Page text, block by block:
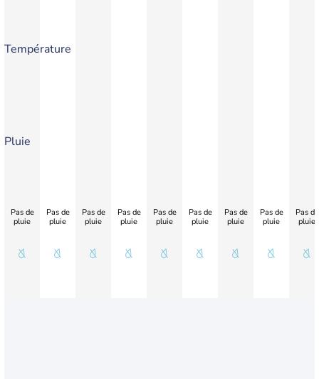
Température
Pluie
Pas de
pluie
Pas de
pluie
Pas de
pluie
Pas de
pluie
Pas de
pluie
Pas de
pluie
Pas de
pluie
Pas de
pluie
Pas de
pluie